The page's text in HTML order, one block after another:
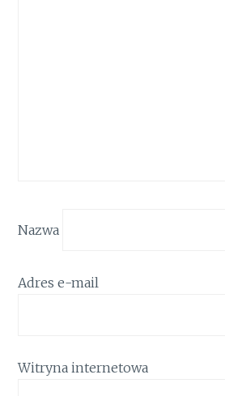
Nazwa
Adres e-mail
Witryna internetowa